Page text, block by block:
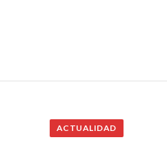
ACTUALIDAD